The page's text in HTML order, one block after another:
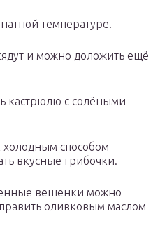
температуре.
и можно доложить ещё
кастрюлю с солёными
способом
вкусные грибочки.
вешенки можно
оливковым маслом